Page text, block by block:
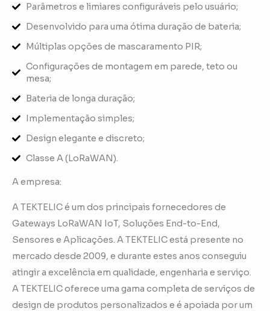
Parâmetros e limiares configuráveis pelo usuário;
Desenvolvido para uma ótima duração de bateria;
Múltiplas opções de mascaramento PIR;
Configurações de montagem em parede, teto ou
mesa;
Bateria de longa duração;
Implementação simples;
Design elegante e discreto;
Classe A (LoRaWAN).
A empresa:
A TEKTELIC é um dos principais fornecedores de
Gateways LoRaWAN IoT, Soluções End-to-End,
Sensores e Aplicações. A TEKTELIC está presente no
mercado desde 2009, e durante estes anos conseguiu
atingir a excelência em qualidade, engenharia e serviço.
A TEKTELIC oferece uma gama completa de serviços de
design de produtos personalizados e é apoiada por um